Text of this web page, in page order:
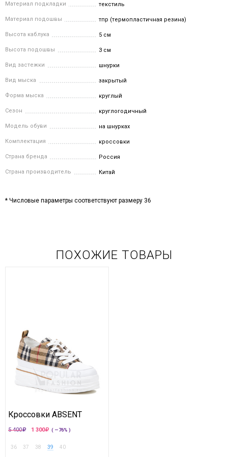
Материал подкладки текстиль
Материал подошвы тпр (термопластичная резина)
Высота каблука 5 см
Высота подошвы 3 см
Вид застежки шнурки
Вид мыска закрытый
Форма мыска круглый
Сезон круглогодичный
Модель обуви на шнурках
Комплектация кроссовки
Страна бренда Россия
Страна производитель Китай
* Числовые параметры соответствуют размеру 36
ПОХОЖИЕ ТОВАРЫ
Кроссовки ABSENT
5 400 1 300 ( —76% )
36 37 38 39 40